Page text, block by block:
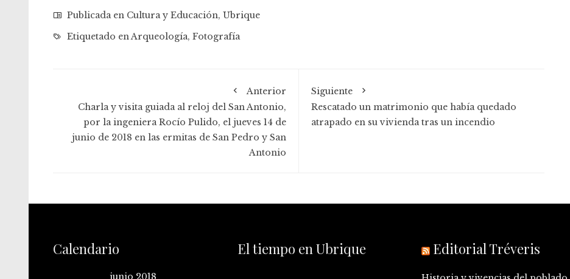
Publicada en Cultura y Educación, Ubrique
Etiquetado enArqueología, Fotografía
Anterior
Charla y visita guiada al reloj del San Antonio,
por la ingeniera Rocío Pulido, el jueves 14 de
junio de 2018 en las ermitas de San Pedro y San
Antonio
Siguiente
Rescatado un matrimonio que había quedado
atrapado en su vivienda tras un incendio
Calendario
junio 2018
El tiempo en Ubrique Editorial Tréveris